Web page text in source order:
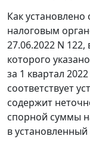
Как
налоговым
27.06.2022 N
которого
за 1 квартал
соответствует
содержит
спорной суммы
в